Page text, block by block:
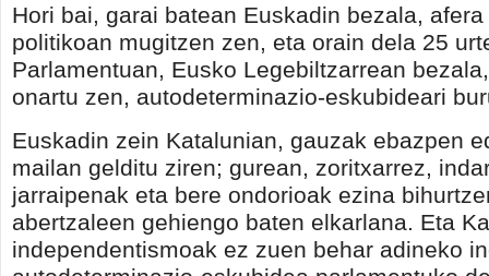
Hori bai, garai batean Euskadin bezala,
politikoan mugitzen zen, eta orain dela 25
Parlamentuan, Eusko Legebiltzarrean
onartu zen, autodeterminazio-eskubideari
Euskadin zein Katalunian, gauzak ebazpen
mailan gelditu ziren; gurean, zoritxarrez,
jarraipenak eta bere ondorioak ezina
abertzaleen gehiengo baten elkarlana. Eta
independentismoak ez zuen behar adineko